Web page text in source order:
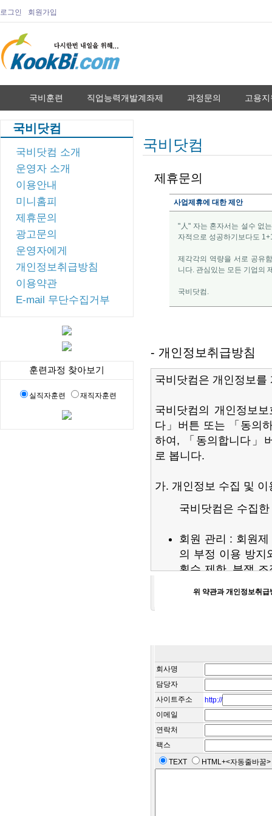
로그인 회원가입
국비훈련 직업능력개발계좌제 과정문의 고용
국비닷컴
국비닷컴 소개
운영자 소개
이용안내
미니홈피
제휴문의
광고문의
운영자에게
개인정보취급방침
이용약관
E-mail 무단수집거부
훈련과정 찾아보기
실직자훈련 재직자훈련
국비닷컴
제휴문의
사업제휴에 대한 제안
"人" 자는 혼자서는 설수 없
자적으로 성공하기보다도
제각각의 역량을 서로 공유
니다. 관심있는 모든 기업의
국비닷컴.
- 개인정보취급방침
국비닷컴은 개인정보
국비닷컴의 개인정보
다」버튼 또는 「동의
하여, 「동의합니다」
로 봅니다.
가. 개인정보 수집 및 이
국비닷컴은 수집
회원 관리 : 회원
의 부정 이용 방지
횟수 제한, 분쟁
국비닷컴은 회원
정보를 수집하고
▶ 수집하는 개인
mail, 가입일, 접속
또한 서비스 이용
위 약관과 개인정보취
회사명
담당자
사이트주소
http://
이메일
연락처
팩스
TEXT
HTML+<자동줄바꿈>